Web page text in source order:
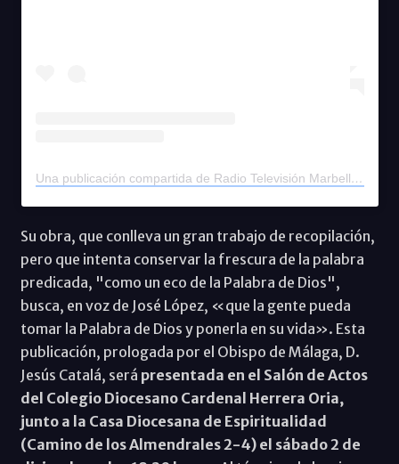
Una publicación compartida de Radio Televisión Marbella (@rtvmarbella)
Su obra, que conlleva un gran trabajo de recopilación,
pero que intenta conservar la frescura de la palabra
predicada, "como un eco de la Palabra de Dios",
busca, en voz de José López, «que la gente pueda
tomar la Palabra de Dios y ponerla en su vida». Esta
publicación, prologada por el Obispo de Málaga, D.
Jesús Catalá, será presentada en el Salón de Actos
del Colegio Diocesano Cardenal Herrera Oria,
junto a la Casa Diocesana de Espiritualidad
(Camino de los Almendrales 2-4) el sábado 2 de